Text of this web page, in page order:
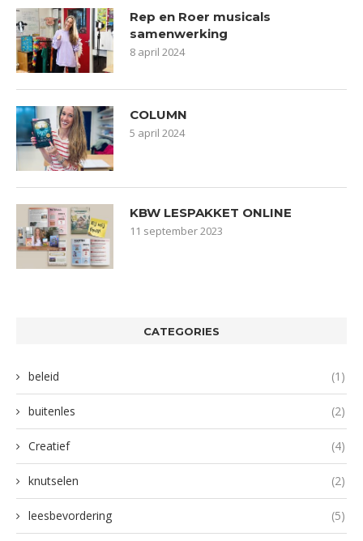
Rep en Roer musicals
samenwerking
8 april 2024
COLUMN
5 april 2024
KBW LESPAKKET ONLINE
11 september 2023
CATEGORIES
beleid (1)
buitenles (2)
Creatief (4)
knutselen (2)
leesbevordering (5)